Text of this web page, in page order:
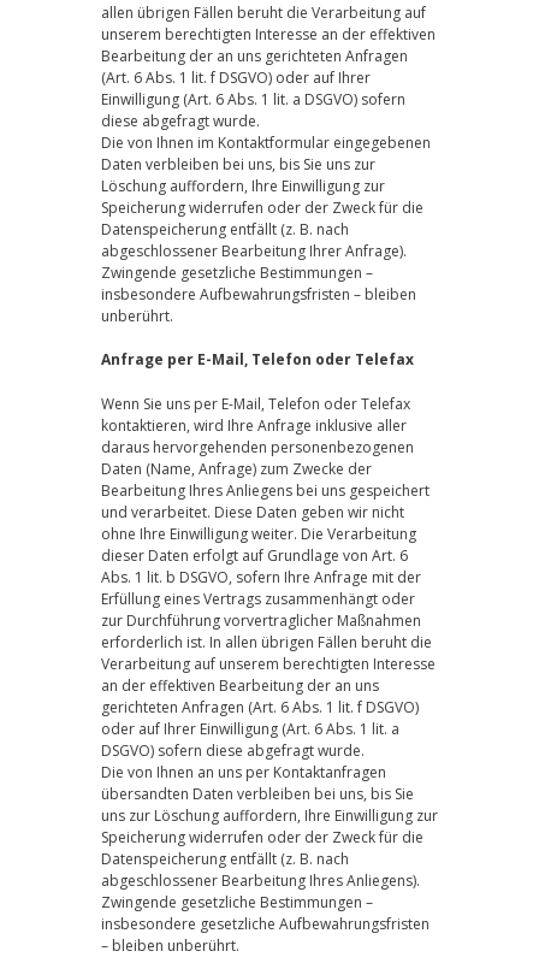
allen übrigen Fällen beruht die Verarbeitung auf
unserem berechtigten Interesse an der effektiven
Bearbeitung der an uns gerichteten Anfragen
(Art. 6 Abs. 1 lit. f DSGVO) oder auf Ihrer
Einwilligung (Art. 6 Abs. 1 lit. a DSGVO) sofern
diese abgefragt wurde.
Die von Ihnen im Kontaktformular eingegebenen
Daten verbleiben bei uns, bis Sie uns zur
Löschung auffordern, Ihre Einwilligung zur
Speicherung widerrufen oder der Zweck für die
Datenspeicherung entfällt (z. B. nach
abgeschlossener Bearbeitung Ihrer Anfrage).
Zwingende gesetzliche Bestimmungen –
insbesondere Aufbewahrungsfristen – bleiben
unberührt.
Anfrage per E-Mail, Telefon oder Telefax
Wenn Sie uns per E-Mail, Telefon oder Telefax
kontaktieren, wird Ihre Anfrage inklusive aller
daraus hervorgehenden personenbezogenen
Daten (Name, Anfrage) zum Zwecke der
Bearbeitung Ihres Anliegens bei uns gespeichert
und verarbeitet. Diese Daten geben wir nicht
ohne Ihre Einwilligung weiter. Die Verarbeitung
dieser Daten erfolgt auf Grundlage von Art. 6
Abs. 1 lit. b DSGVO, sofern Ihre Anfrage mit der
Erfüllung eines Vertrags zusammenhängt oder
zur Durchführung vorvertraglicher Maßnahmen
erforderlich ist. In allen übrigen Fällen beruht die
Verarbeitung auf unserem berechtigten Interesse
an der effektiven Bearbeitung der an uns
gerichteten Anfragen (Art. 6 Abs. 1 lit. f DSGVO)
oder auf Ihrer Einwilligung (Art. 6 Abs. 1 lit. a
DSGVO) sofern diese abgefragt wurde.
Die von Ihnen an uns per Kontaktanfragen
übersandten Daten verbleiben bei uns, bis Sie
uns zur Löschung auffordern, Ihre Einwilligung zur
Speicherung widerrufen oder der Zweck für die
Datenspeicherung entfällt (z. B. nach
abgeschlossener Bearbeitung Ihres Anliegens).
Zwingende gesetzliche Bestimmungen –
insbesondere gesetzliche Aufbewahrungsfristen
– bleiben unberührt.